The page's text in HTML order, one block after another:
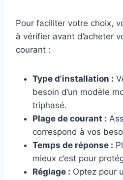
Pour faciliter votre choix,
à vérifier avant d’acheter
courant :
Type d’installation :
besoin d’un modèle
triphasé.
Plage de courant :
correspond à vos
Temps de réponse :
mieux c’est pour
Réglage : Optez pour